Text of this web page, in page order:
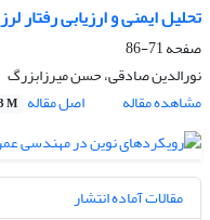
تحلیل ایمنی و ارزیابی
صفحه71-86
نورالدین صادقی، حسن میرزابزرگ
مشاهده مقاله
اصل مقاله M
مقالات آماده انتشار